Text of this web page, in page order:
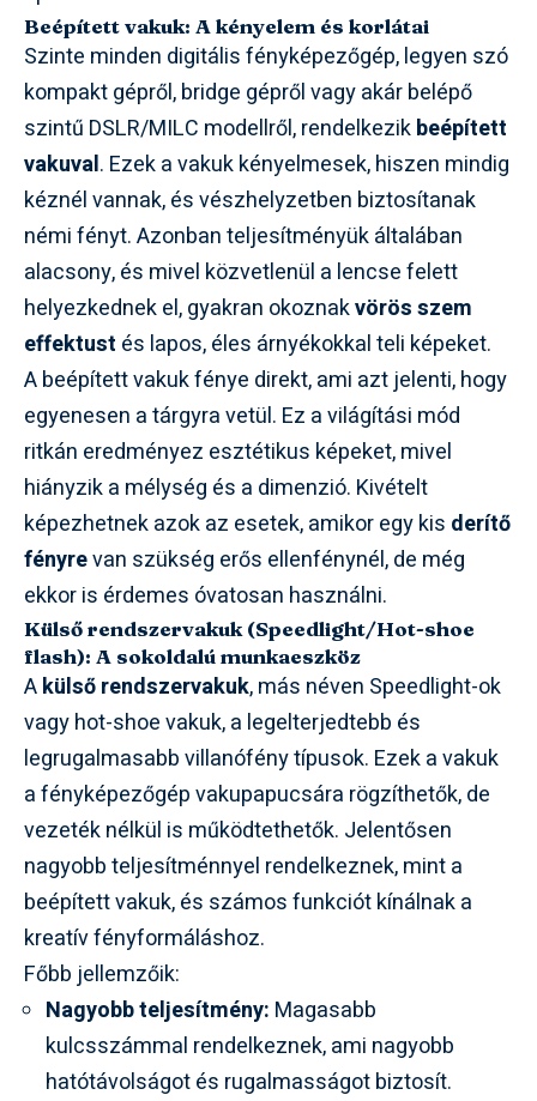
Beépített vakuk: A kényelem és korlátai
Szinte minden digitális fényképezőgép, legyen szó
kompakt gépről, bridge gépről vagy akár belépő
szintű DSLR/MILC modellről, rendelkezikbeépített
vakuval. Ezek a vakuk kényelmesek, hiszen mindig
kéznél vannak, és vészhelyzetben biztosítanak
némi fényt. Azonban teljesítményük általában
alacsony, és mivel közvetlenül a lencse felett
helyezkednek el, gyakran okoznakvörös szem
effektust és lapos, éles árnyékokkal teli képeket.
A beépített vakuk fénye direkt, ami azt jelenti, hogy
egyenesen a tárgyra vetül. Ez a világítási mód
ritkán eredményez esztétikus képeket, mivel
hiányzik a mélység és a dimenzió. Kivételt
képezhetnek azok az esetek, amikor egy kis derítő
fényrevan szükség erős ellenfénynél, de még
ekkor is érdemes óvatosan használni.
Külső rendszervakuk (Speedlight/Hot-shoe
flash): A sokoldalú munkaeszköz
Akülső rendszervakuk, más néven Speedlight-ok
vagy hot-shoe vakuk, a legelterjedtebb és
legrugalmasabb villanófény típusok. Ezek a vakuk
a fényképezőgép vakupapucsára rögzíthetők, de
vezeték nélkül is működtethetők. Jelentősen
nagyobb teljesítménnyel rendelkeznek, mint a
beépített vakuk, és számos funkciót kínálnak a
kreatív fényformáláshoz.
Főbb jellemzőik:
Nagyobb teljesítmény: Magasabb
kulcsszámmal rendelkeznek, ami nagyobb
hatótávolságot és rugalmasságot biztosít.